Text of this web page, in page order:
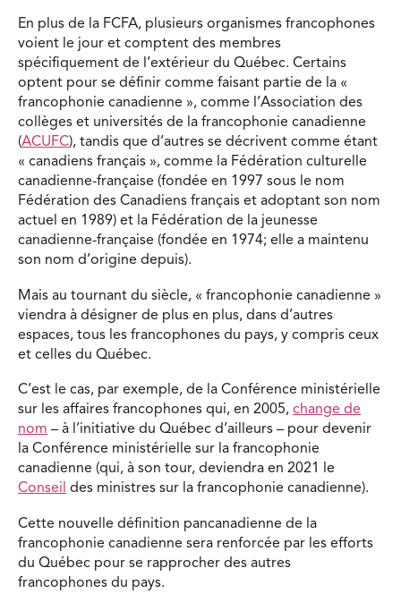
En plus de la FCFA, plusieurs organismes francophones
voient le jour et comptent des membres
spécifiquement de l’extérieur du Québec. Certains
optent pour se définir comme faisant partie de la «
francophonie canadienne », comme l’Association des
collèges et universités de la francophonie canadienne
(ACUFC), tandis que d’autres se décrivent comme étant
« canadiens français », comme la Fédération culturelle
canadienne-française (fondée en 1997 sous le nom
Fédération des Canadiens français et adoptant son nom
actuel en 1989) et la Fédération de la jeunesse
canadienne-française (fondée en 1974; elle a maintenu
son nom d’origine depuis).
Mais au tournant du siècle, « francophonie canadienne »
viendra à désigner de plus en plus, dans d’autres
espaces, tous les francophones du pays, y compris ceux
et celles du Québec.
C’est le cas, par exemple, de la Conférence ministérielle
sur les affaires francophones qui, en 2005, change de
nom – à l’initiative du Québec d’ailleurs – pour devenir
la Conférence ministérielle sur la francophonie
canadienne (qui, à son tour, deviendra en 2021 le
Conseil des ministres sur la francophonie canadienne).
Cette nouvelle définition pancanadienne de la
francophonie canadienne sera renforcée par les efforts
du Québec pour se rapprocher des autres
francophones du pays.